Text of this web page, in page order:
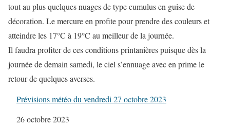
tout au plus quelques nuages de type cumulus en guise de
décoration. Le mercure en profite pour prendre des couleurs et
atteindre les 17°C à 19°C au meilleur de la journée.
Il faudra profiter de ces conditions printanières puisque dès la
journée de demain samedi, le ciel s’ennuage avec en prime le
retour de quelques averses.
Prévisions météo du vendredi 27 octobre 2023
Date
26 octobre 2023